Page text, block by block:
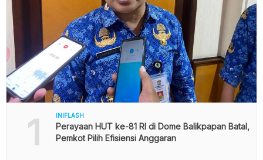
1 INIFLASH
Perayaan HUT ke-81 RI di Dome Balikpapan Batal,
Pemkot Pilih Efisiensi Anggaran